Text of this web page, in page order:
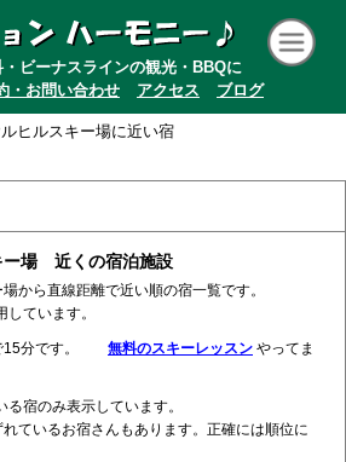
ビーナスラインの観光・BBQに
・お問い合わせ アクセス ブログ
ヒルスキー場に近い宿
ー場 近くの宿泊施設
から直線距離で近い順の宿一覧です。
ています。
15分です。 無料のスキーレッスン やってま
る宿のみ表示しています。
ているお宿さんもあります。正確には順位に